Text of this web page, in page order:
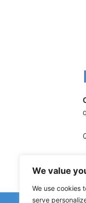
We value
We use cookies
serve